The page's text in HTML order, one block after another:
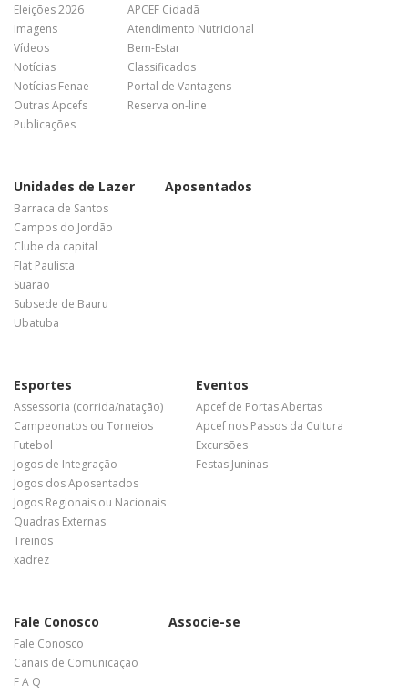
Eleições 2026
Imagens
Vídeos
Notícias
Notícias Fenae
Outras Apcefs
Publicações
APCEF Cidadã
Atendimento Nutricional
Bem-Estar
Classificados
Portal de Vantagens
Reserva on-line
Unidades de Lazer
Barraca de Santos
Campos do Jordão
Clube da capital
Flat Paulista
Suarão
Subsede de Bauru
Ubatuba
Aposentados
Esportes
Assessoria (corrida/natação)
Campeonatos ou Torneios
Futebol
Jogos de Integração
Jogos dos Aposentados
Jogos Regionais ou Nacionais
Quadras Externas
Treinos
xadrez
Eventos
Apcef de Portas Abertas
Apcef nos Passos da Cultura
Excursões
Festas Juninas
Fale Conosco
Fale Conosco
Canais de Comunicação
F A Q
Associe-se